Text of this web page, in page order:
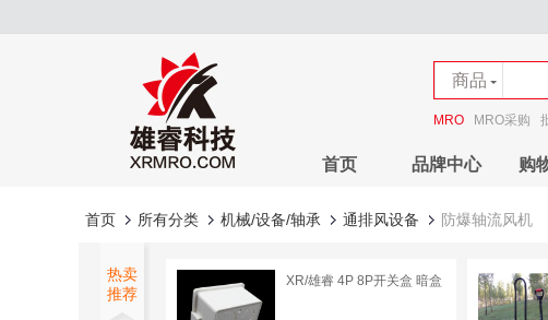
商品
店铺
MRO MRO采购
首页 品牌中心 购
首页 所有分类 机械/设备/轴承 通排风设备 防爆轴流风机
热卖
推荐
XR/雄睿 4P 8P开关盒 暗盒